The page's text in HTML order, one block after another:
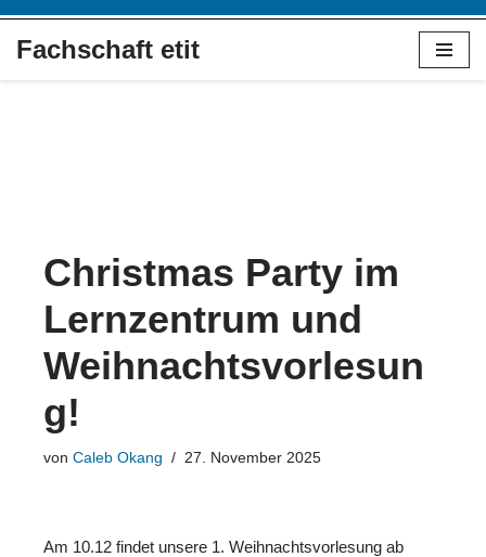
Fachschaft etit
Christmas Party im
Lernzentrum und
Weihnachtsvorlesun
g!
von Caleb Okang 27. November 2025
Am 10.12 findet unsere 1. Weihnachtsvorlesung ab